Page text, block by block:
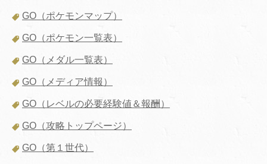
GO（ポケモンマップ）
GO（ポケモン一覧表）
GO（メダル一覧表）
GO（メディア情報）
GO（レベルの必要経験値＆報酬）
GO（攻略トップページ）
GO（第１世代）